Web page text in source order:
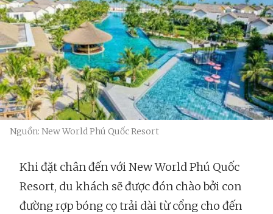
Nguồn: New World Phú Quốc Resort
Khi đặt chân đến với New World Phú Quốc
Resort, du khách sẽ được đón chào bởi con
đường rợp bóng cọ trải dài từ cổng cho đến